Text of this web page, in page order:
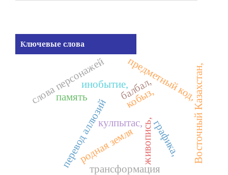
Ключевые слова
живопись,графика,
кобыз,
балбал,
кулпытас,
предметный код,
инобытие,
память
перевод аллюзийтрансформация
Восточный Казахстан,
родная земля
слова персонажей